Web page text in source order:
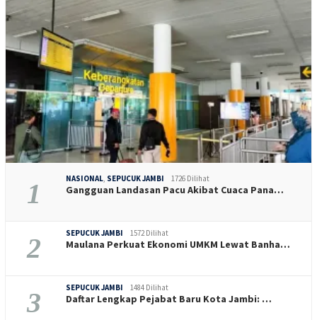
1 NASIONAL, SEPUCUK JAMBI 1726 Dilihat
Gangguan Landasan Pacu Akibat Cuaca Pana…
2 SEPUCUK JAMBI 1572 Dilihat
Maulana Perkuat Ekonomi UMKM Lewat Banha…
3 SEPUCUK JAMBI 1484 Dilihat
Daftar Lengkap Pejabat Baru Kota Jambi: …